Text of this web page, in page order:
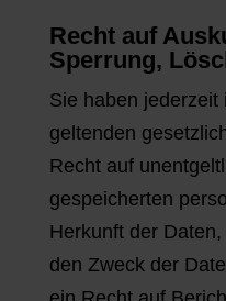
Recht auf
Sperrung,
Sie haben jederzeit
geltenden
Recht auf
gespeicherten
Herkunft der
den Zweck der